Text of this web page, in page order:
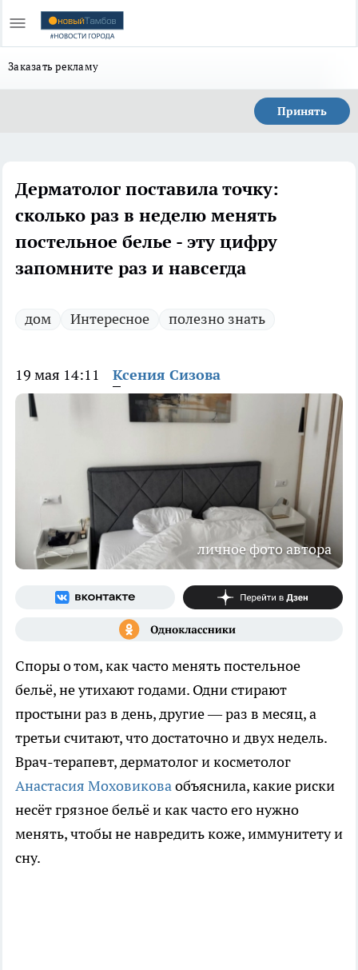
Заказать рекламу
Принять
Дерматолог поставила точку:
сколько раз в неделю менять
постельное белье - эту цифру
запомните раз и навсегда
дом Интересное полезно знать
19 мая 14:11 Ксения Сизова
личное фото автора
Споры о том, как часто менять постельное
бельё, не утихают годами. Одни стирают
простыни раз в день, другие — раз в месяц, а
третьи считают, что достаточно и двух недель.
Врач-терапевт, дерматолог и косметолог
Анастасия Моховиковаобъяснила, какие риски
несёт грязное бельё и как часто его нужно
менять, чтобы не навредить коже, иммунитету и
сну.